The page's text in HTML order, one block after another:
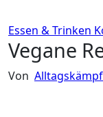
Essen & Trinken
Vegane
Von